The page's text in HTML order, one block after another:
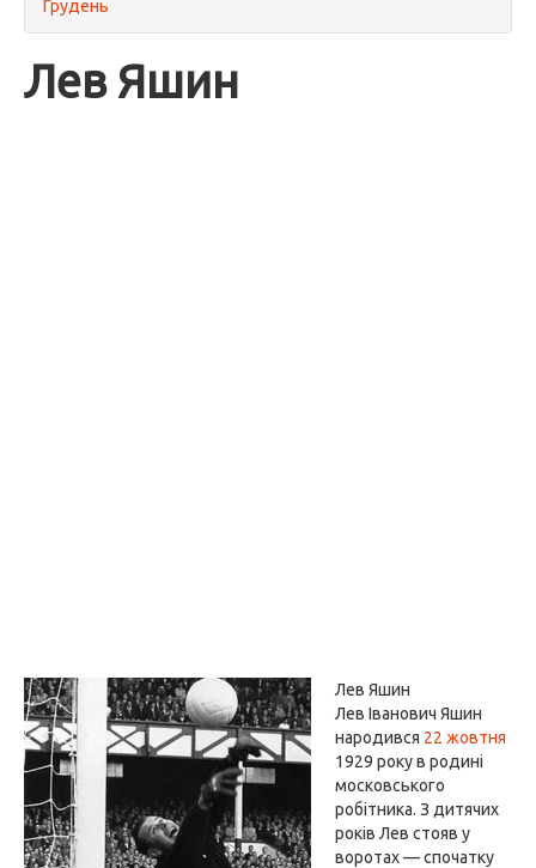
Грудень
Лев Яшин
Лев Яшин
Лев Іванович Яшин
народився 22 жовтня
1929 року в родині
московського
робітника. З дитячих
років Лев стояв у
воротах — спочатку